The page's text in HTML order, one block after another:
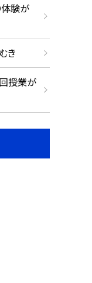
験が
き
授業が